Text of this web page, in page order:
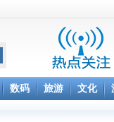
数码 旅游 文化